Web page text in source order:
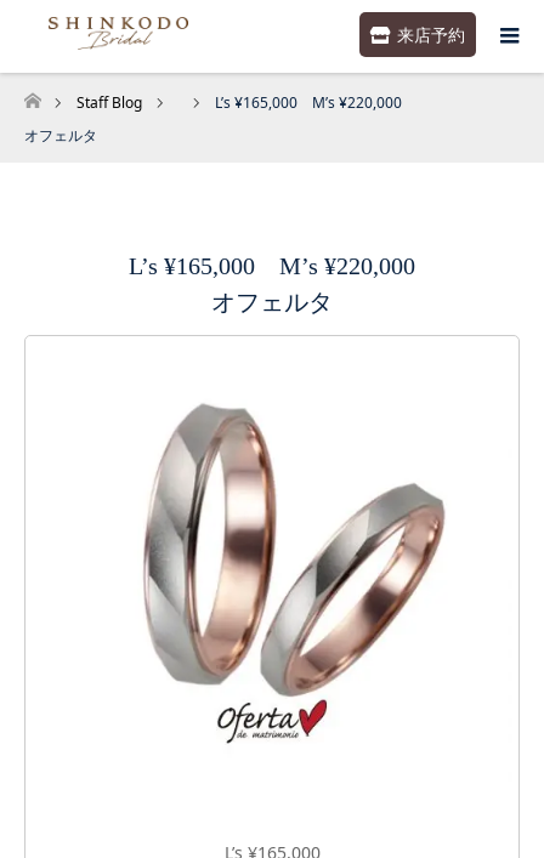
来店予約
ホーム
Staff Blog
L’s ¥165,000 M’s ¥220,000
オフェルタ
L’s ¥165,000 M’s ¥220,000
オフェルタ
L’s ¥165,000